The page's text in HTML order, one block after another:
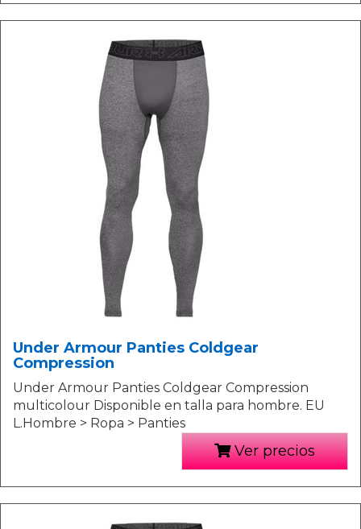
Under Armour Panties Coldgear
Compression
Under Armour Panties Coldgear Compression
multicolour Disponible en talla para hombre. EU
L.Hombre > Ropa > Panties
Ver precios